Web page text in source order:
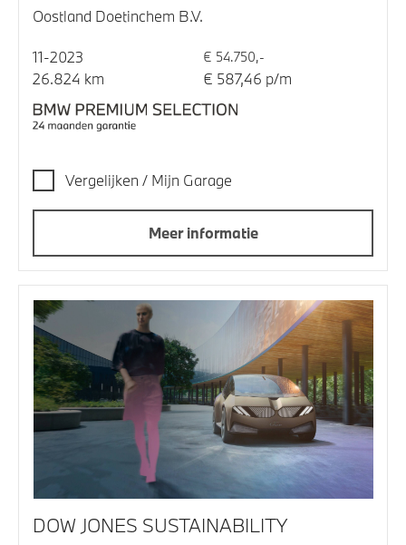
Oostland Doetinchem B.V.
11-2023 € 54.750,-
26.824 km € 587,46 p/m
Vergelijken / Mijn Garage
Meer informatie
DOW JONES SUSTAINABILITY